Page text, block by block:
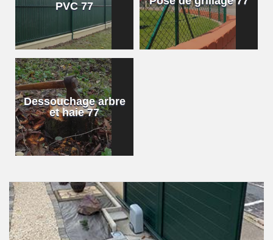
PVC 77
Dessouchage arbre
et haie 77